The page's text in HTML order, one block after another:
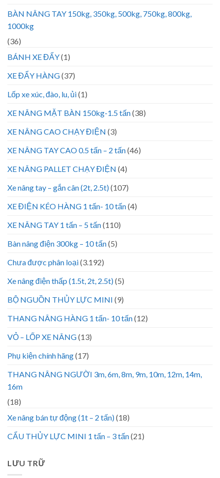
BÀN NÂNG TAY 150kg, 350kg, 500kg, 750kg, 800kg,
1000kg
(36)
BÁNH XE ĐẨY(1)
XE ĐẨY HÀNG(37)
Lốp xe xúc, đào, lu, ủi(1)
XE NÂNG MẶT BÀN 150kg-1.5 tấn(38)
XE NÂNG CAO CHẠY ĐIỆN (3)
XE NÂNG TAY CAO 0.5 tấn – 2 tấn(46)
XE NÂNG PALLET CHẠY ĐIỆN (4)
Xe nâng tay – gắn cân (2t, 2.5t)(107)
XE ĐIỆN KÉO HÀNG 1 tấn- 10 tấn(4)
XE NÂNG TAY 1 tấn – 5 tấn(110)
Bàn nâng điện 300kg – 10 tấn(5)
Chưa được phân loại(3.192)
Xe nâng điện thấp (1.5t, 2t, 2.5t)(5)
BỘ NGUỒN THỦY LỰC MINI (9)
THANG NÂNG HÀNG 1 tấn- 10 tấn(12)
VỎ – LỐP XE NÂNG(13)
Phụ kiện chính hãng(17)
THANG NÂNG NGƯỜI 3m, 6m, 8m, 9m, 10m, 12m, 14m,
16m
(18)
Xe nâng bán tự động (1t – 2 tấn)(18)
CẨU THỦY LỰC MINI 1 tấn – 3 tấn(21)
LƯU TRỮ